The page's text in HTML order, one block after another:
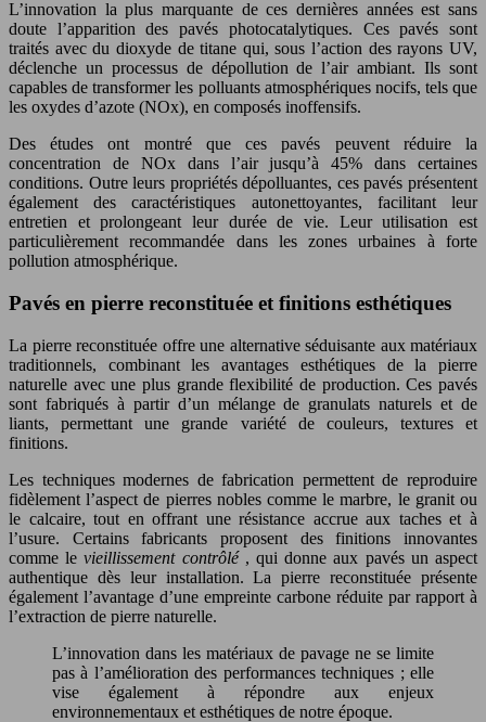
L’innovation la plus marquante de ces dernières années est sans
doute l’apparition des pavés photocatalytiques. Ces pavés sont
traités avec du dioxyde de titane qui, sous l’action des rayons UV,
déclenche un processus de dépollution de l’air ambiant. Ils sont
capables de transformer les polluants atmosphériques nocifs, tels que
les oxydes d’azote (NOx), en composés inoffensifs.
Des études ont montré que ces pavés peuvent réduire la
concentration de NOx dans l’air jusqu’à 45% dans certaines
conditions. Outre leurs propriétés dépolluantes, ces pavés présentent
également des caractéristiques autonettoyantes, facilitant leur
entretien et prolongeant leur durée de vie. Leur utilisation est
particulièrement recommandée dans les zones urbaines à forte
pollution atmosphérique.
Pavés en pierre reconstituée et finitions esthétiques
La pierre reconstituée offre une alternative séduisante aux matériaux
traditionnels, combinant les avantages esthétiques de la pierre
naturelle avec une plus grande flexibilité de production. Ces pavés
sont fabriqués à partir d’un mélange de granulats naturels et de
liants, permettant une grande variété de couleurs, textures et
finitions.
Les techniques modernes de fabrication permettent de reproduire
fidèlement l’aspect de pierres nobles comme le marbre, le granit ou
le calcaire, tout en offrant une résistance accrue aux taches et à
l’usure. Certains fabricants proposent des finitions innovantes
comme levieillissement contrôlé , qui donne aux pavés un aspect
authentique dès leur installation. La pierre reconstituée présente
également l’avantage d’une empreinte carbone réduite par rapport à
l’extraction de pierre naturelle.
L’innovation dans les matériaux de pavage ne se limite
pas à l’amélioration des performances techniques ; elle
vise également à répondre aux enjeux
environnementaux et esthétiques de notre époque.